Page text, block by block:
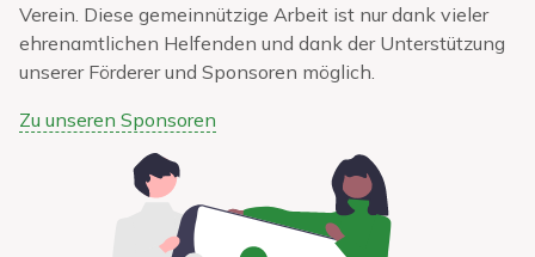
Verein. Diese gemeinnützige Arbeit ist nur dank vieler
ehrenamtlichen Helfenden und dank der Unterstützung
unserer Förderer und Sponsoren möglich.
Zu unseren Sponsoren